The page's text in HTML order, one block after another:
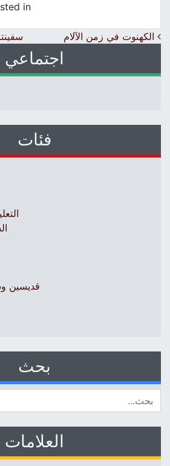
in
Post navigation
الكهنوت في زمن الآلام
اجتماعي
فئات
قديسين
بحث
العلامات